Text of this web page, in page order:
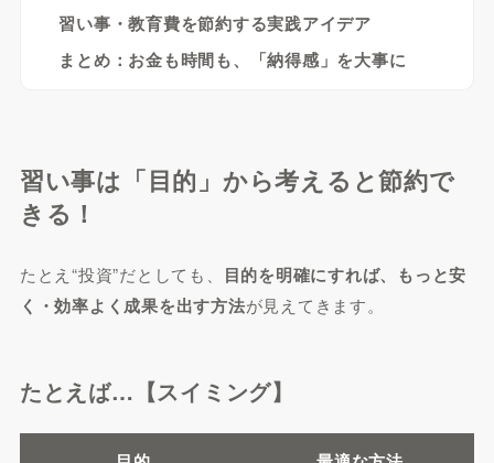
習い事・教育費を節約する実践アイデア
まとめ：お金も時間も、「納得感」を大事に
習い事は「目的」から考えると節約で
きる！
たとえ“投資”だとしても、
目的を明確にすれば、もっと安
く・効率よく成果を出す方法が見えてきます。
たとえば…【スイミング】